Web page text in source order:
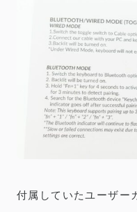
付属していたユーザー